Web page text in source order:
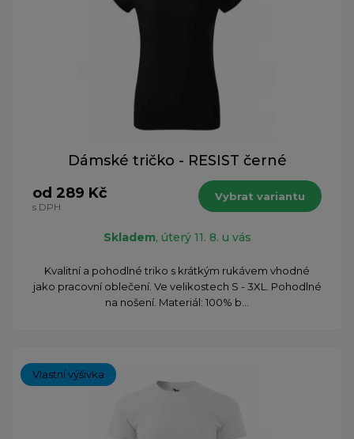
Dámské tričko - RESIST černé
od 289 Kč
s DPH
Vybrat variantu
Skladem, úterý 11. 8. u vás
Kvalitní a pohodlné triko s krátkým rukávem vhodné
jako pracovní oblečení. Ve velikostech S - 3XL. Pohodlné
na nošení. Materiál: 100% b...
Vlastní výšivka